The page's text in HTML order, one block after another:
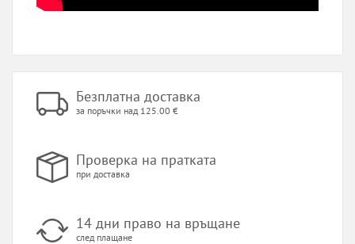
Безплатна доставка
за поръчки над 125.00 €
Проверка на пратката
при доставка
14 дни право на връщане
след плащане